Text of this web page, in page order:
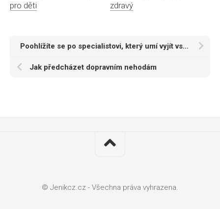
pro děti
zdravý
Poohlížíte se po specialistovi, který umí vyjít vstříc rozličným potřebám zákazníků?
Jak předcházet dopravním nehodám
© Jenikcz.cz - Všechna práva vyhrazena.